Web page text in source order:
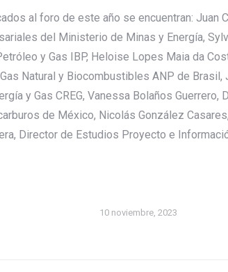
al foro de este año se encuentran: Juan
del Ministerio de Minas y Energía,
y Gas IBP, Heloise Lopes Maia da
Natural y Biocombustibles ANP de
y Gas CREG, Vanessa Bolaños
de México, Nicolás González
Director de Estudios Proyecto e
10 noviembre, 2023